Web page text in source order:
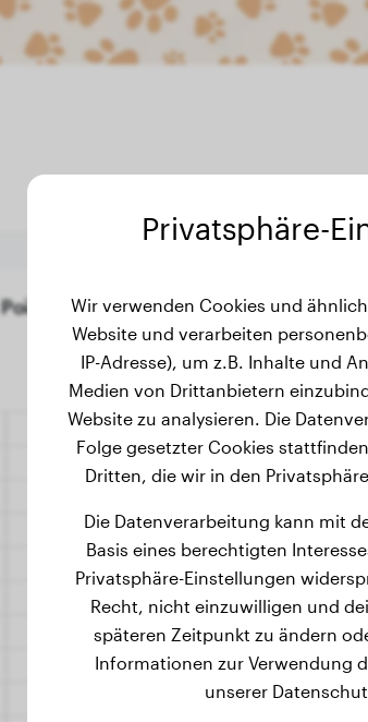
Poison's Gewichtsverlauf
Privatsphäre-
Wir verwenden Cookies und
Website und verarbeiten
IP-Adresse), um z.B. Inhalte und
Medien von Drittanbietern
Website zu analysieren. Die
Folge gesetzter Cookies
Dritten, die wir in den
Die Datenverarbeitung kann mit
Basis eines berechtigten
Privatsphäre-Einstellungen
Recht, nicht einzuwilligen und
späteren Zeitpunkt zu ändern
Informationen zur Verwendung
unserer